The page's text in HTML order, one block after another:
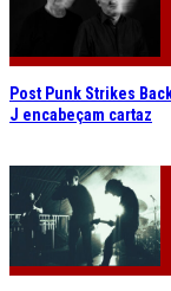
Post Punk Strikes
J encabeçam cartaz